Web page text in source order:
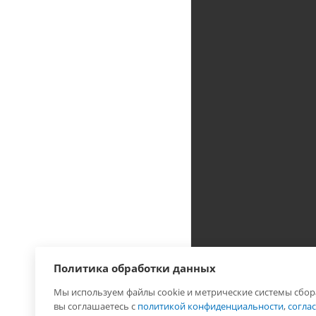
2026 © Лига - каталог
Политика обработки данных
Мы используем файлы cookie и метрические системы
вы соглашаетесь с политикой конфиденциальности,